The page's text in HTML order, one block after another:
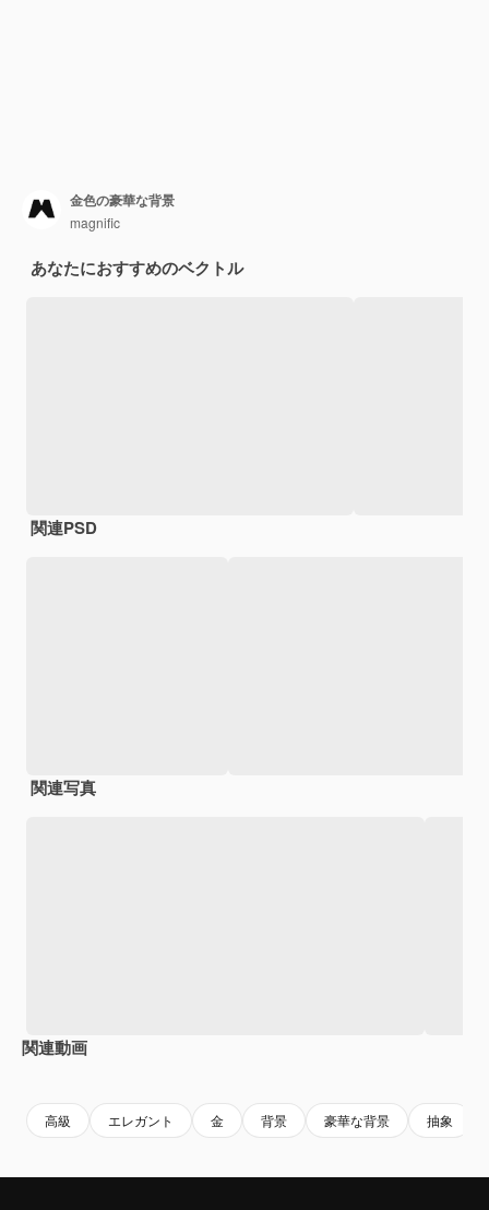
金色の豪華な背景
magnific
あなたにおすすめのベクトル
関連PSD
関連写真
関連動画
高級 エレガント 金 背景 豪華な背景 抽象